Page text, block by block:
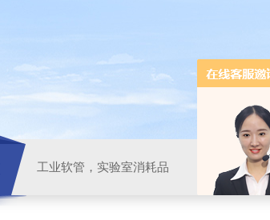
工业软管，实验室消耗品